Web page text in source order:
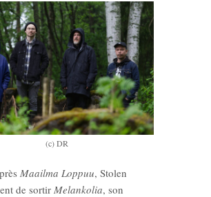
(c) DR
Maailma Loppuu, Stolen
de sortir Melankolia, son